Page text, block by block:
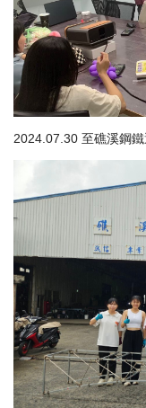
2024.07.30 至礁溪鋼